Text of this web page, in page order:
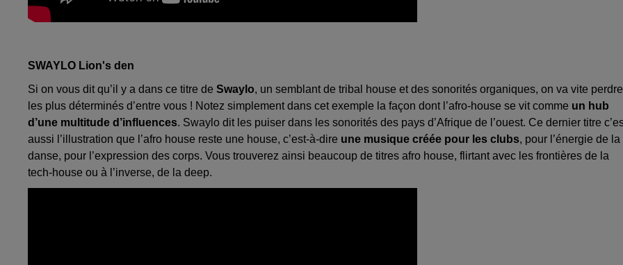
SWAYLO Lion's den
Si on vous dit qu’il y a dans ce titre de Swaylo, un semblant de tribal house et des sonorités organiques, on va vite perdre
les plus déterminés d’entre vous ! Notez simplement dans cet exemple la façon dont l’afro-house se vit comme un hub
d’une multitude d’influences. Swaylo dit les puiser dans les sonorités des pays d’Afrique de l’ouest. Ce dernier titre
aussi l’illustration que l’afro house reste une house, c’est-à-dire une musique créée pour les clubs, pour l’énergie de la
danse, pour l’expression des corps. Vous trouverez ainsi beaucoup de titres afro house, flirtant avec les frontières de la
tech-house ou à l’inverse, de la deep.